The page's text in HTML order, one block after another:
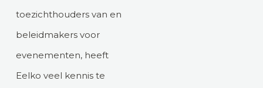
toezichthouders van en
beleidmakers voor
evenementen, heeft
Eelko veel kennis te